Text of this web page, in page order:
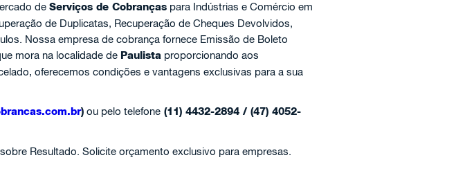
de Serviços de Cobrançaspara Indústrias e Comércio em
de Duplicatas, Recuperação de Cheques Devolvidos,
Nossa empresa de cobrança fornece Emissão de Boleto
mora na localidade de Paulista proporcionando aos
oferecemos condições e vantagens exclusivas para a sua
)ou pelo telefone(11) 4432-2894 / (47) 4052-
Resultado. Solicite orçamento exclusivo para empresas.